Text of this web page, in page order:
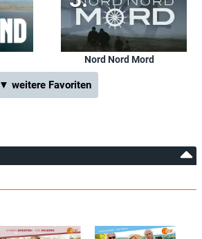
Nord Nord Mord
▼ weitere Favoriten